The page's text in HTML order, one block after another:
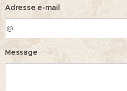
Adresse e-mail
Message